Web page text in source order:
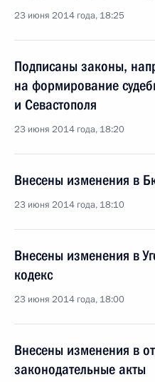
23 июня 2014 года, 18:25
Подписаны законы,
на формирование
и Севастополя
23 июня 2014 года, 18:20
Внесены изменения в
23 июня 2014 года, 18:10
Внесены изменения в
кодекс
23 июня 2014 года, 18:00
Внесены изменения в
законодательные акты